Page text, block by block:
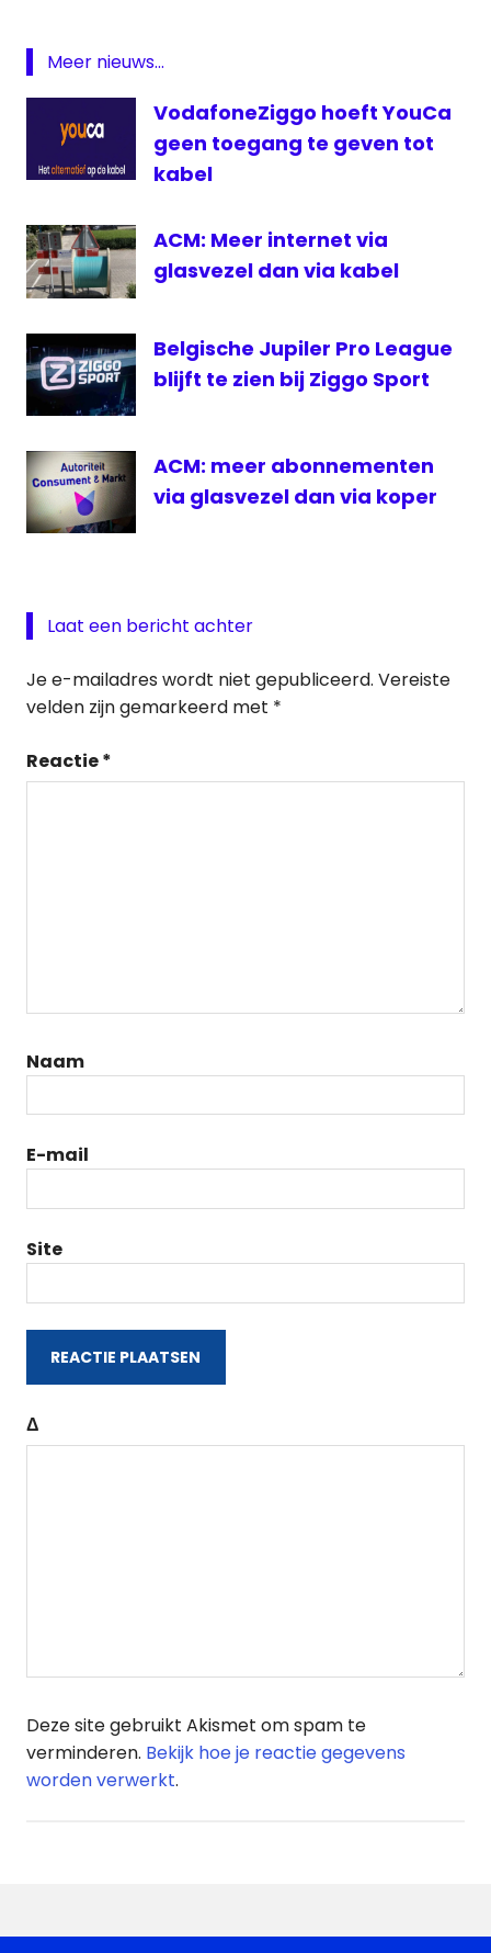
ezine
VOO
World
Meer nieuws...
VodafoneZiggo hoeft YouCa
geen toegang te geven tot
kabel
ACM: Meer internet via
glasvezel dan via kabel
Belgische Jupiler Pro League
blijft te zien bij Ziggo Sport
ACM: meer abonnementen
via glasvezel dan via koper
Laat een bericht achter
Je e-mailadres wordt niet gepubliceerd. Vereiste
velden zijn gemarkeerd met *
Reactie*
Naam
E-mail
Site
Δ
Deze site gebruikt Akismet om spam te
verminderen. Bekijk hoe je reactie gegevens
worden verwerkt.